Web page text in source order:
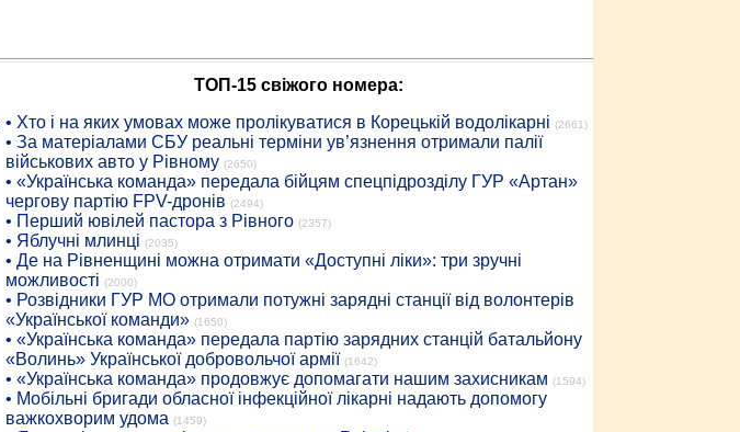
ТОП-15 свіжого номера:
• Хто і на яких умовах може пролікуватися в Корецькій водолікарні (2661)
• За матеріалами СБУ реальні терміни ув’язнення отримали палії
військових авто у Рівному (2650)
• «Українська команда» передала бійцям спецпідрозділу ГУР «Артан»
чергову партію FPV-дронів (2494)
• Перший ювілей пастора з Рівного (2357)
• Яблучні млинці (2035)
• Де на Рівненщині можна отримати «Доступні ліки»: три зручні
можливості (2000)
• Розвідники ГУР МО отримали потужні зарядні станції від волонтерів
«Української команди» (1650)
• «Українська команда» передала партію зарядних станцій батальйону
«Волинь» Української добровольчої армії (1642)
• «Українська команда» продовжує допомагати нашим захисникам (1594)
• Мобільні бригади обласної інфекційної лікарні надають допомогу
важкохворим удома (1459)